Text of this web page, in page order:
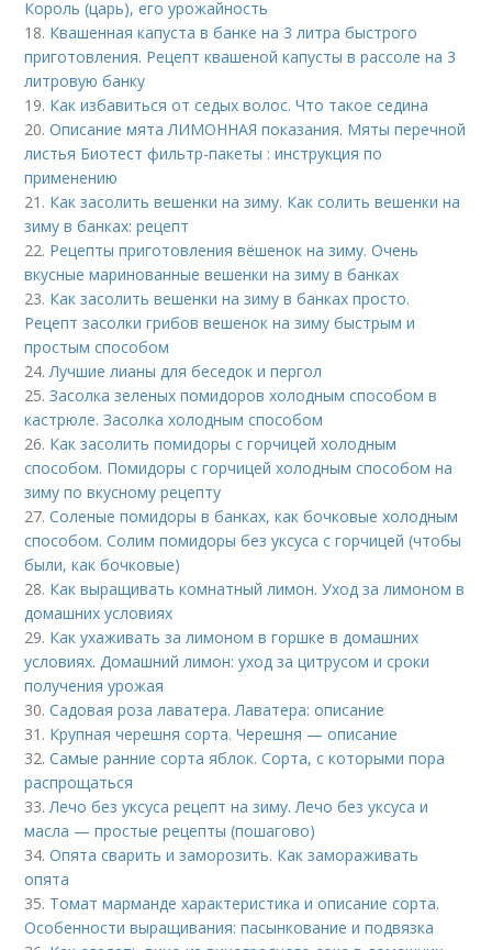
Король (царь), его урожайность
18. Квашенная капуста в банке на 3 литра быстрого
приготовления. Рецепт квашеной капусты в рассоле на 3
литровую банку
19. Как избавиться от седых волос. Что такое седина
20.Описание мята ЛИМОННАЯ показания. Мяты перечной
листья Биотест фильтр-пакеты : инструкция по
применению
21. Как засолить вешенки на зиму. Как солить вешенки на
зиму в банках: рецепт
22. Рецепты приготовления вёшенок на зиму. Очень
вкусные маринованные вешенки на зиму в банках
23. Как засолить вешенки на зиму в банках просто.
Рецепт засолки грибов вешенок на зиму быстрым и
простым способом
24.Лучшие лианы для беседок и пергол
25.Засолка зеленых помидоров холодным способом в
кастрюле. Засолка холодным способом
26. Как засолить помидоры с горчицей холодным
способом. Помидоры с горчицей холодным способом на
зиму по вкусному рецепту
27.Соленые помидоры в банках, как бочковые холодным
способом. Солим помидоры без уксуса с горчицей (чтобы
были, как бочковые)
28. Как выращивать комнатный лимон. Уход за лимоном в
домашних условиях
29. Как ухаживать за лимоном в горшке в домашних
условиях. Домашний лимон: уход за цитрусом и сроки
получения урожая
30.Садовая роза лаватера. Лаватера: описание
31. Крупная черешня сорта. Черешня — описание
32.Самые ранние сорта яблок. Сорта, с которыми пора
распрощаться
33.Лечо без уксуса рецепт на зиму. Лечо без уксуса и
масла — простые рецепты (пошагово)
34.Опята сварить и заморозить. Как замораживать
опята
35. Томат марманде характеристика и описание сорта.
Особенности выращивания: пасынкование и подвязка